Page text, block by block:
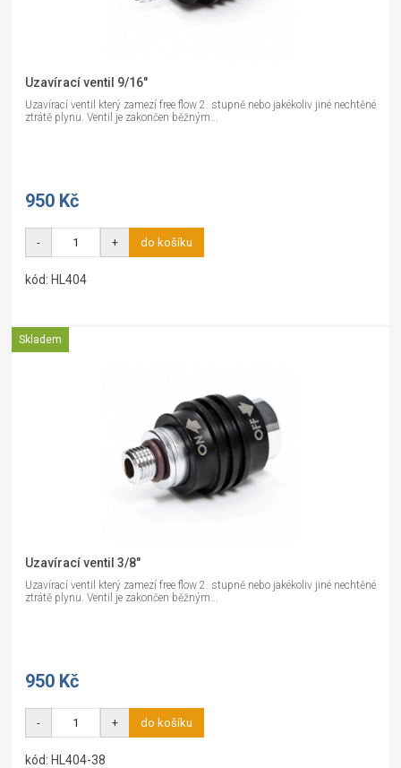
Uzavírací ventil 9/16"
Uzavírací ventil který zamezí free flow 2. stupně nebo jakékoliv jiné nechtěné
ztrátě plynu. Ventil je zakončen běžným...
950 Kč
- + do košíku
kód: HL404
Skladem
Uzavírací ventil 3/8"
Uzavírací ventil který zamezí free flow 2. stupně nebo jakékoliv jiné nechtěné
ztrátě plynu. Ventil je zakončen běžným...
950 Kč
- + do košíku
kód: HL404-38